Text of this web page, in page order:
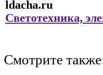
ldacha.ru
Светотехника,
Смотрите